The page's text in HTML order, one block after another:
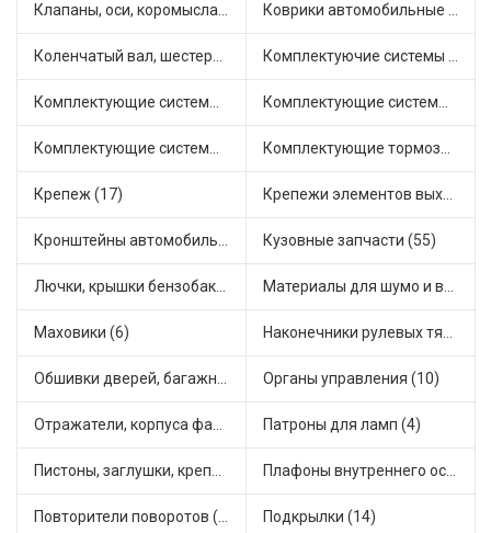
Клапаны, оси, коромысла (12) Коврики автомобильные (10)
Коленчатый вал, шестерни коленчатого вала (1) Комплектуючие системы стеклоочистителя (6)
Комплектующие системы выпуска отработавших газов (14) Комплектующие системы отопления (31)
Комплектующие системы питания (22) Комплектующие тормозной системы (18)
Крепеж (17) Крепежи элементов выхлопной системы (4)
Кронштейны автомобильные (11) Кузовные запчасти (55)
Лючки, крышки бензобака (3) Материалы для шумо и виброизоляции (1)
Маховики (6) Наконечники рулевых тяг (20)
Обшивки дверей, багажника, потолков, накладки салона (5) Органы управления (10)
Отражатели, корпуса фар и фонарей (1) Патроны для ламп (4)
Пистоны, заглушки, крепежные элементы (8) Плафоны внутреннего освещения (1)
Повторители поворотов (11) Подкрылки (14)